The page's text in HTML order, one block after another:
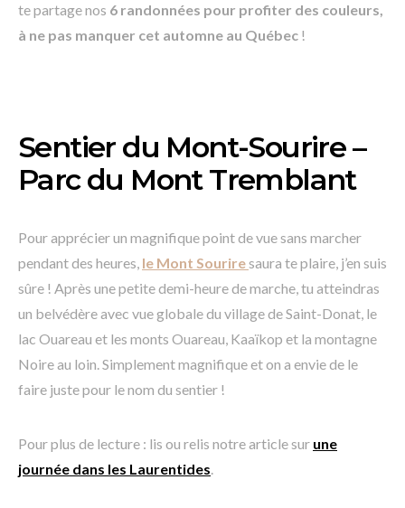
te partage nos 6 randonnées pour profiter des couleurs,
à ne pas manquer cet automne au Québec !
Sentier du Mont-Sourire –
Parc du Mont Tremblant
Pour apprécier un magnifique point de vue sans marcher
pendant des heures, le Mont Souriresaura te plaire, j’en suis
sûre ! Après une petite demi-heure de marche, tu atteindras
un belvédère avec vue globale du village de Saint-Donat, le
lac Ouareau et les monts Ouareau, Kaaïkop et la montagne
Noire au loin. Simplement magnifique et on a envie de le
faire juste pour le nom du sentier !
Pour plus de lecture : lis ou relis notre article sur une
journée dans les Laurentides.